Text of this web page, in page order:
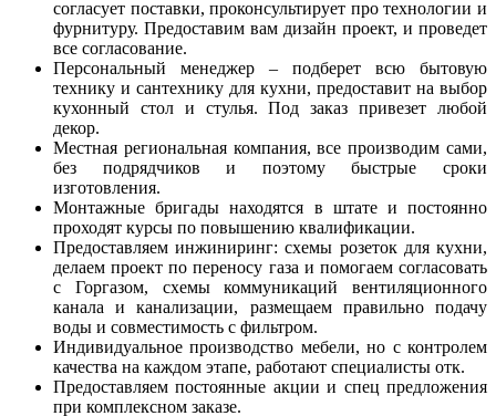
согласует поставки, проконсультирует про технологии и
фурнитуру. Предоставим вам дизайн проект, и проведет
все согласование.
Персональный менеджер – подберет всю бытовую
технику и сантехнику для кухни, предоставит на выбор
кухонный стол и стулья. Под заказ привезет любой
декор.
Местная региональная компания, все производим сами,
без подрядчиков и поэтому быстрые сроки
изготовления.
Монтажные бригады находятся в штате и постоянно
проходят курсы по повышению квалификации.
Предоставляем инжиниринг: схемы розеток для кухни,
делаем проект по переносу газа и помогаем согласовать
с Горгазом, схемы коммуникаций вентиляционного
канала и канализации, размещаем правильно подачу
воды и совместимость с фильтром.
Индивидуальное производство мебели, но с контролем
качества на каждом этапе, работают специалисты отк.
Предоставляем постоянные акции и спец предложения
при комплексном заказе.